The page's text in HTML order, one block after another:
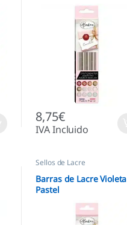
8,75€
IVA Incluido
Sellos de Lacre
Barras de Lacre Violeta
Pastel